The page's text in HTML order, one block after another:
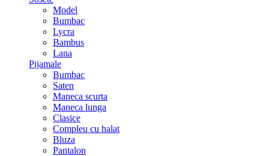
Model
Bumbac
Lycra
Bambus
Lana
Pijamale
Bumbac
Saten
Maneca scurta
Maneca lunga
Clasice
Compleu cu halat
Bluza
Pantalon